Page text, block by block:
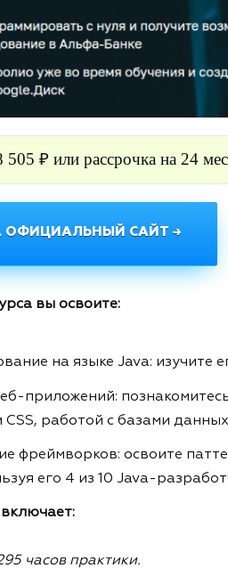
505 ₽ или рассрочка на 24
ОФИЦИАЛЬНЫЙ САЙТ →
вы освоите:
на языке Java: изучите
приложений:
работой с базами данных
фреймворков: освоите
его 4 из 10 Java-
часов практики.